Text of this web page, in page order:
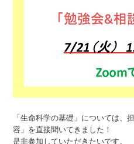
「生命科学の基礎」については、
容」 を直接聞いてきました！
是非参加していただきたいです。